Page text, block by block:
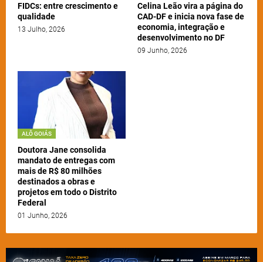
FIDCs: entre crescimento e
qualidade
13 Julho, 2026
Celina Leão vira a página do
CAD-DF e inicia nova fase de
economia, integração e
desenvolvimento no DF
09 Junho, 2026
ALÔ GOIÁS
Doutora Jane consolida
mandato de entregas com
mais de R$ 80 milhões
destinados a obras e
projetos em todo o Distrito
Federal
01 Junho, 2026